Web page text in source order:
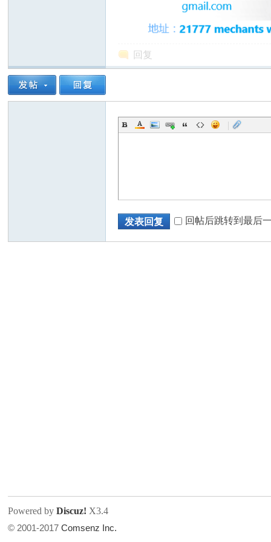
州
回复
|
发表回复 回帖后跳转到最后
Powered byDiscuz! X3.4
© 2001-2017Comsenz Inc.